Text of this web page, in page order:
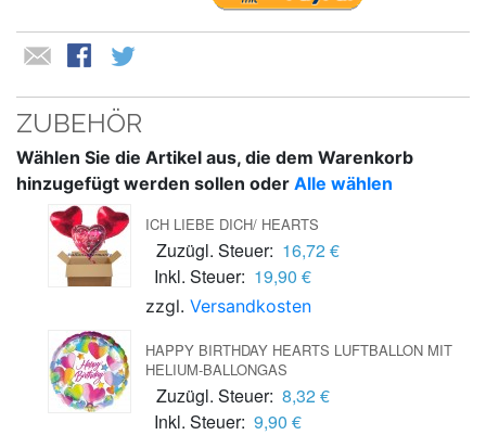
ZUBEHÖR
Wählen Sie die Artikel aus, die dem Warenkorb
hinzugefügt werden sollen oder Alle wählen
ICH LIEBE DICH/ HEARTS
Zuzügl. Steuer: 16,72 €
Inkl. Steuer: 19,90 €
zzgl. Versandkosten
HAPPY BIRTHDAY HEARTS LUFTBALLON MIT
HELIUM-BALLONGAS
Zuzügl. Steuer: 8,32 €
Inkl. Steuer: 9,90 €